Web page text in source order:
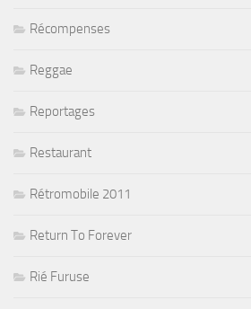
Récompenses
Reggae
Reportages
Restaurant
Rétromobile 2011
Return To Forever
Rié Furuse